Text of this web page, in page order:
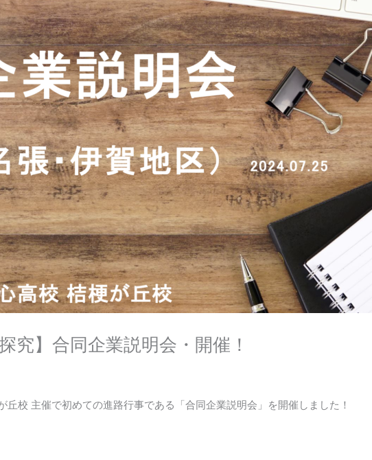
究】合同企業説明会・開催！
丘校 主催で初めての進路行事である「合同企業説明会」を開催しました！